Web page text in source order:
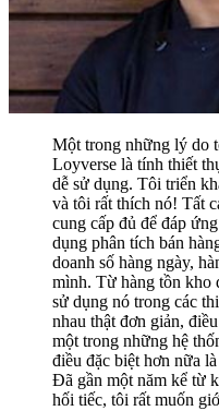
Một trong những lý do
Loyverse là tính thiết
dễ sử dụng. Tôi triển
và tôi rất thích nó! Tất
cung cấp đủ để đáp
dụng phân tích bán
doanh số hàng ngày,
mình. Từ hàng tồn kho
sử dụng nó trong các
nhau thật đơn giản,
một trong những hệ
điều đặc biệt hơn nữa
Đã gần một năm kể từ
hối tiếc, tôi rất muốn